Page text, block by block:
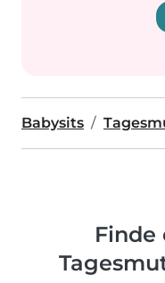
Babysits
Finde